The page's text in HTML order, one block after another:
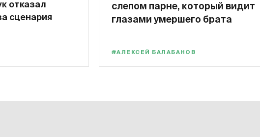
отказал
сценария
слепом парне, который видит
глазами умершего брата
#АЛЕКСЕЙ БАЛАБАНОВ